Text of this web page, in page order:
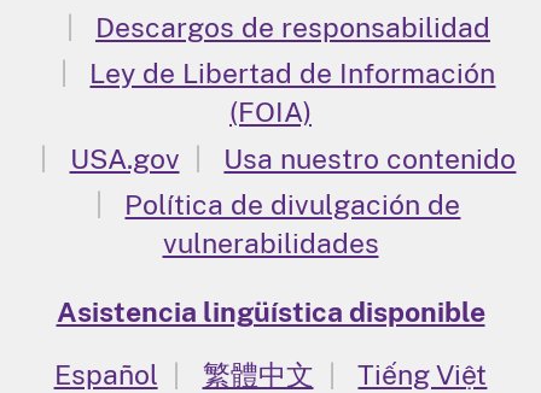
Descargos de responsabilidad
Ley de Libertad de Información
(FOIA)
USA.gov
Usa nuestro contenido
Política de divulgación de
vulnerabilidades
Asistencia lingüística disponible
Español
繁體中文
Tiếng Việt